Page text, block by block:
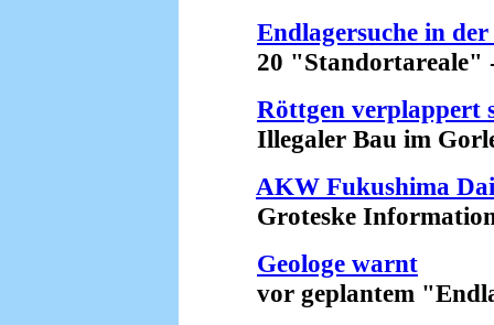
Endlagersuche in der
20 "Standortareale" -
Röttgen verplappert
Illegaler Bau im
AKW Fukushima
Groteske
Geologe warnt
vor geplantem